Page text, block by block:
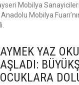
Mobilya
Mobilya
YAZ